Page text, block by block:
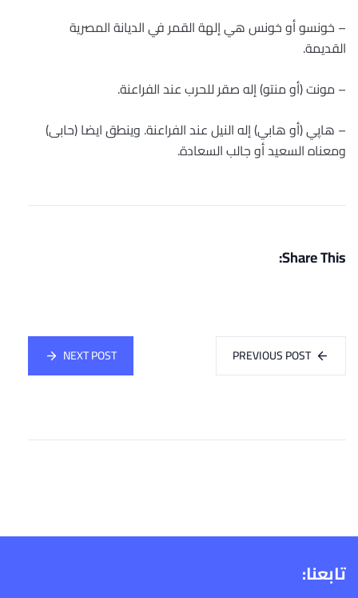
– خونسو أو خونس هي إلهة القمر في الديانة المصرية
القديمة.
– مونت (أو منتو) إله صقر للحرب عند الفراعنة.
– هاپي (أو هابي) إله النيل عند الفراعنة. وينطق ايضا (حابى)
ومعناه السعيد أو جالب السعادة.
Share This:
PREVIOUS POST
NEXT POST
تابعنا: